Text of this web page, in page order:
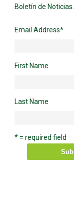
Boletín de Noticias.
Email Address*
First Name
Last Name
* = required field